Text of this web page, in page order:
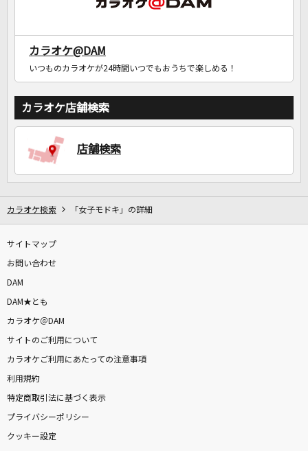
カラオケ@DAM
いつものカラオケが24時間いつでもおうちで楽しめる！
カラオケ店舗検索
店舗検索
カラオケ検索 「女子モドキ」の詳細
サイトマップ
お問い合わせ
DAM
DAM★とも
カラオケ＠DAM
サイトのご利用について
カラオケご利用にあたっての注意事項
利用規約
特定商取引法に基づく表示
プライバシーポリシー
クッキー設定